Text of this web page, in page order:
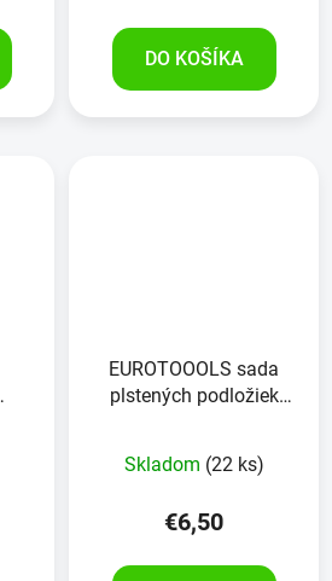
DO KOŠÍKA
EUROTOOOLS sada
plstených podložiek
Skladom (22 ks)
€6,50